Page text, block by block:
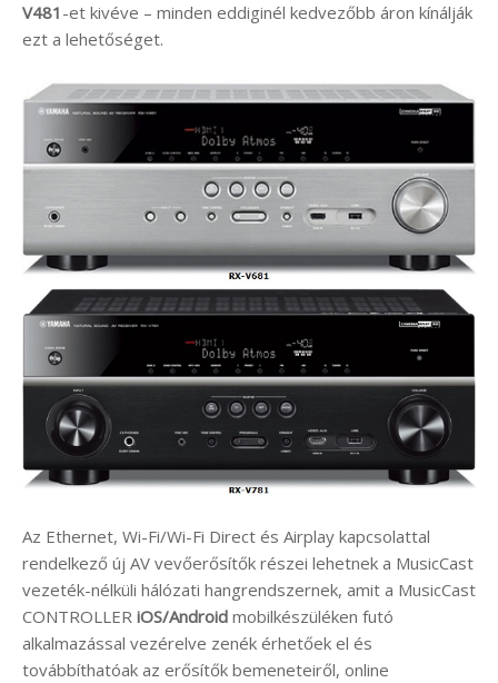
V481 -et kivéve – minden eddiginél kedvezőbb áron kínálják
ezt a lehetőséget.
Az Ethernet, Wi-Fi/Wi-Fi Direct és Airplay kapcsolattal
rendelkező új AV vevőerősítők részei lehetnek a MusicCast
vezeték-nélküli hálózati hangrendszernek, amit a MusicCast
CONTROLLER iOS/Android mobilkészüléken futó
alkalmazással vezérelve zenék érhetőek el és
továbbíthatóak az erősítők bemeneteiről, online